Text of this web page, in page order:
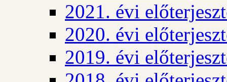
2021. évi
2020. évi
2019. évi